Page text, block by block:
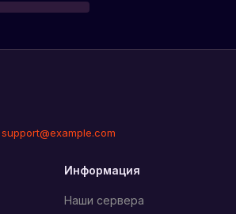
support@example.com
Информация
Наши сервера